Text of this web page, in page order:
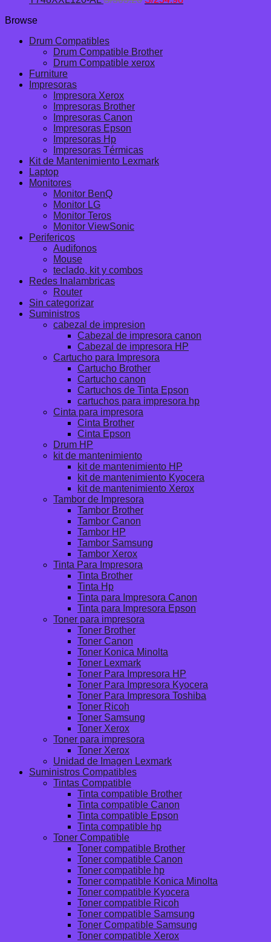
Browse
Drum Compatibles
Drum Compatible Brother
Drum Compatible xerox
Furniture
Impresoras
Impresora Xerox
Impresoras Brother
Impresoras Canon
Impresoras Epson
Impresoras Hp
Impresoras Térmicas
Kit de Mantenimiento Lexmark
Laptop
Monitores
Monitor BenQ
Monitor LG
Monitor Teros
Monitor ViewSonic
Perifericos
Audifonos
Mouse
teclado, kit y combos
Redes Inalambricas
Router
Sin categorizar
Suministros
cabezal de impresion
Cabezal de impresora canon
Cabezal de impresora HP
Cartucho para Impresora
Cartucho Brother
Cartucho canon
Cartuchos de Tinta Epson
cartuchos para impresora hp
Cinta para impresora
Cinta Brother
Cinta Epson
Drum HP
kit de mantenimiento
kit de mantenimiento HP
kit de mantenimiento Kyocera
kit de mantenimiento Xerox
Tambor de Impresora
Tambor Brother
Tambor Canon
Tambor HP
Tambor Samsung
Tambor Xerox
Tinta Para Impresora
Tinta Brother
Tinta Hp
Tinta para Impresora Canon
Tinta para Impresora Epson
Toner para impresora
Toner Brother
Toner Canon
Toner Konica Minolta
Toner Lexmark
Toner Para Impresora HP
Toner Para Impresora Kyocera
Toner Para Impresora Toshiba
Toner Ricoh
Toner Samsung
Toner Xerox
Toner para impresora
Toner Xerox
Unidad de Imagen Lexmark
Suministros Compatibles
Tintas Compatible
Tinta compatible Brother
Tinta compatible Canon
Tinta compatible Epson
Tinta compatible hp
Toner Compatible
Toner compatible Brother
Toner compatible Canon
Toner compatible hp
Toner compatible Konica Minolta
Toner compatible Kyocera
Toner compatible Ricoh
Toner compatible Samsung
Toner Compatible Samsung
Toner compatible Xerox